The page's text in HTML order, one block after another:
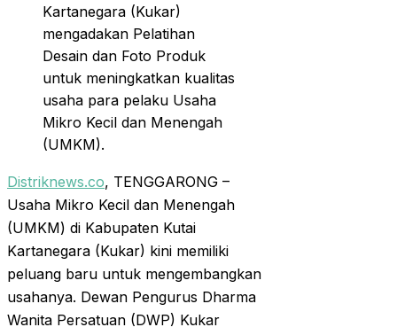
Kartanegara (Kukar)
mengadakan Pelatihan
Desain dan Foto Produk
untuk meningkatkan kualitas
usaha para pelaku Usaha
Mikro Kecil dan Menengah
(UMKM).
Distriknews.co, TENGGARONG –
Usaha Mikro Kecil dan Menengah
(UMKM) di Kabupaten Kutai
Kartanegara (Kukar) kini memiliki
peluang baru untuk mengembangkan
usahanya. Dewan Pengurus Dharma
Wanita Persatuan (DWP) Kukar